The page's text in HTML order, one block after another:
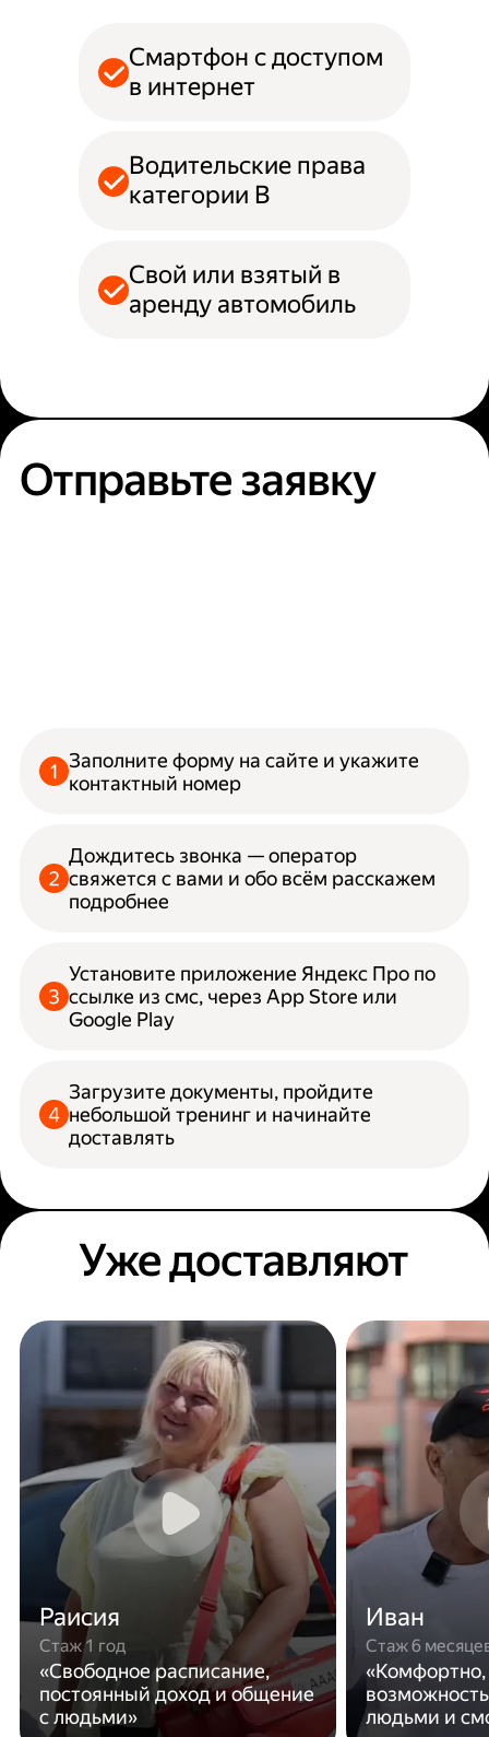
Смартфон с доступом
в интернет
Водительские права
категории B
Свой или взятый в
аренду автомобиль
Отправьте заявку
Заполните форму на сайте и укажите
контактный номер
Дождитесь звонка — оператор
свяжется с вами и обо всём расскажем
подробнее
Установите приложение Яндекс Про по
ссылке из смс, через App Store или
Google Play
Загрузите документы, пройдите
небольшой тренинг и начинайте
доставлять
Уже доставляют
Раисия
Стаж 1 год
«Свободное расписание,
постоянный доход и общение
с людьми»
Иван
Стаж 6
людьми и